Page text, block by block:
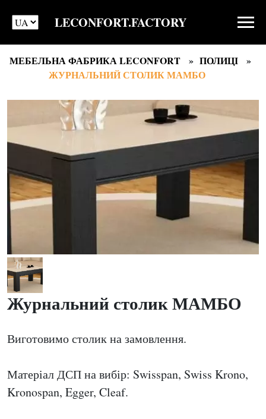
LECONFORT.FACTORY
МЕБЕЛЬНА ФАБРИКА LECONFORT
ПОЛИЦІ
ЖУРНАЛЬНИЙ СТОЛИК МАМБО
Журнальний столик МАМБО
Виготовимо столик на замовлення.
Матеріал ДСП на вибір: Swisspan, Swiss Krono,
Kronospan, Egger, Cleaf.